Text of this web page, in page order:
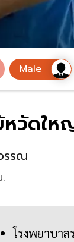
วัดใ
รรณ
โรงพยาบา